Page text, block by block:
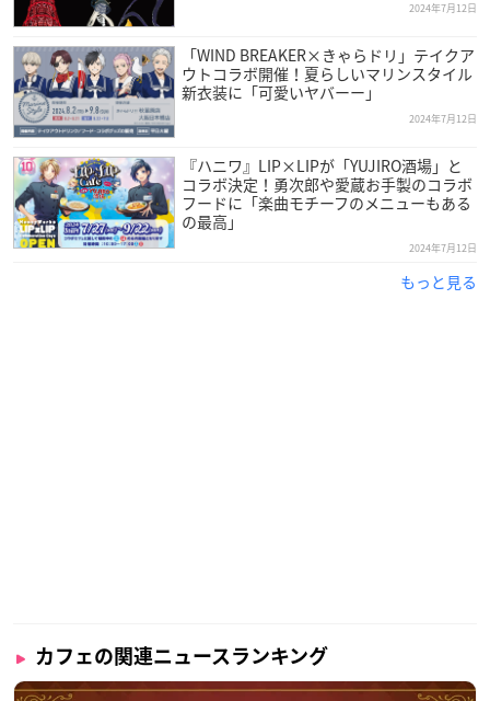
2024年7月12日
「WIND BREAKER×きゃらドリ」テイクア
ウトコラボ開催！夏らしいマリンスタイル
新衣装に「可愛いヤバーー」
2024年7月12日
『ハニワ』LIP×LIPが「YUJIRO酒場」と
コラボ決定！勇次郎や愛蔵お手製のコラボ
フードに「楽曲モチーフのメニューもある
の最高」
2024年7月12日
もっと見る
カフェの関連ニュースランキング